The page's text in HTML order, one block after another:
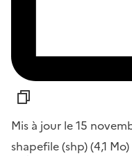
Mis à jour le 15
shapefile (shp)(4,1 Mo)